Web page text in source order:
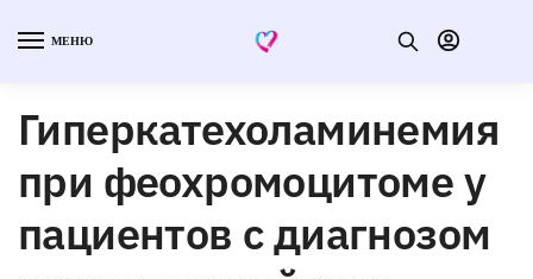
МЕНЮ
Гиперкатехоламинемия
при феохромоцитоме у
пациентов с диагнозом